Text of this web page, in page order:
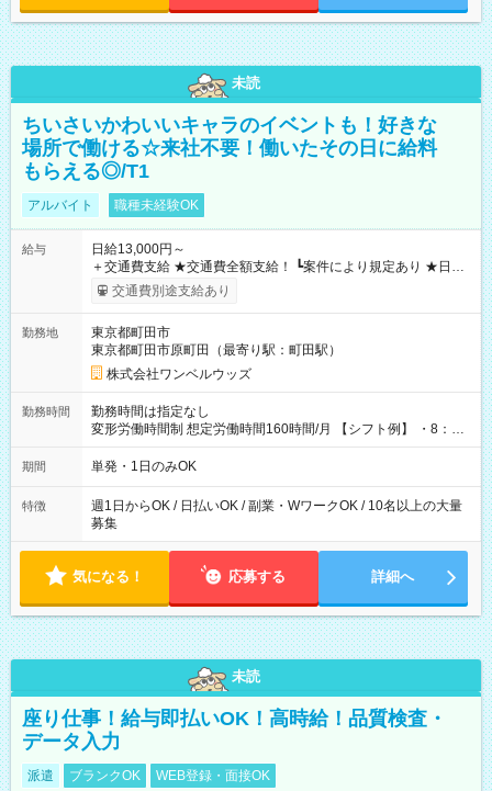
未読
ちいさいかわいいキャラのイベントも！好きな
場所で働ける☆来社不要！働いたその日に給料
もらえる◎/T1
アルバイト 職種未経験OK
給与
日給13,000円～
＋交通費支給 ★交通費全額支給！ ┗案件により規定あり ★日払
いOK！（規定あり） ┗働いたその日に現金GET♪ お仕事後はコ
ンビニATMから 日払い分を引き落とせます！ 【試用期間】試
交通費別途支給あり
勤務地
東京都町田市
東京都町田市原町田（最寄り駅：町田駅）
株式会社ワンベルウッズ
勤務時間
勤務時間は指定なし
変形労働時間制 想定労働時間160時間/月 【シフト例】 ・8：00
～21：00
期間 単発・1日のみOK
特徴
週1日からOK / 日払いOK / 副業・WワークOK / 10名以上の大量
募集
気になる！ 応募する 詳細へ
未読
座り仕事！給与即払いOK！高時給！品質検査・
データ入力
派遣 ブランクOK WEB登録・面接OK